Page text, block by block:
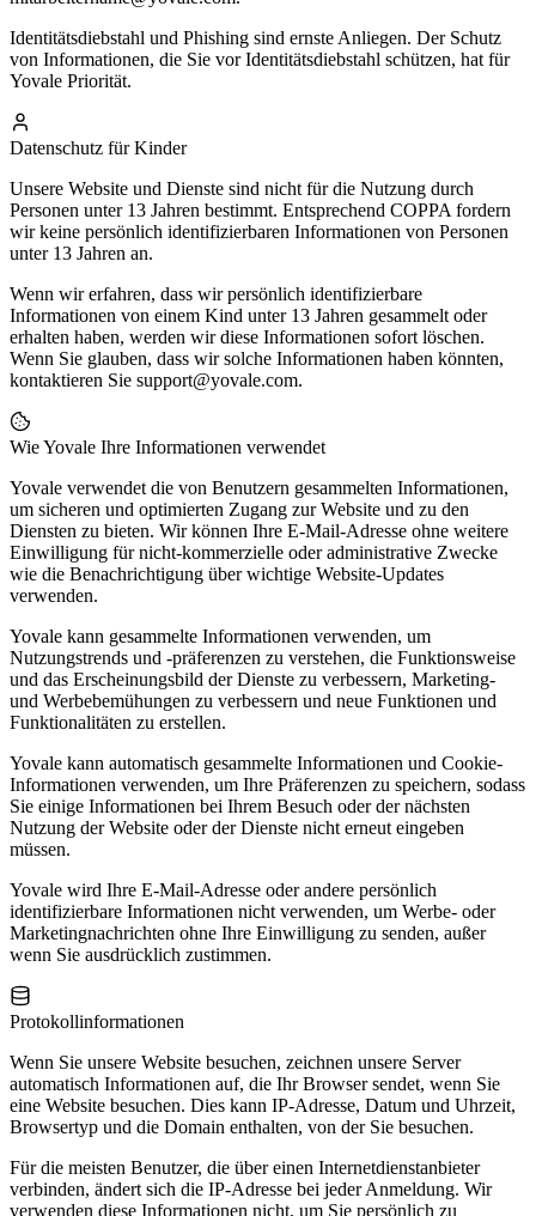
Identitätsdiebstahl und Phishing sind ernste Anliegen. Der Schutz
von Informationen, die Sie vor Identitätsdiebstahl schützen, hat für
Yovale Priorität.
Datenschutz für Kinder
Unsere Website und Dienste sind nicht für die Nutzung durch
Personen unter 13 Jahren bestimmt. Entsprechend COPPA fordern
wir keine persönlich identifizierbaren Informationen von Personen
unter 13 Jahren an.
Wenn wir erfahren, dass wir persönlich identifizierbare
Informationen von einem Kind unter 13 Jahren gesammelt oder
erhalten haben, werden wir diese Informationen sofort löschen.
Wenn Sie glauben, dass wir solche Informationen haben könnten,
kontaktieren Sie support@yovale.com.
Wie Yovale Ihre Informationen verwendet
Yovale verwendet die von Benutzern gesammelten Informationen,
um sicheren und optimierten Zugang zur Website und zu den
Diensten zu bieten. Wir können Ihre E-Mail-Adresse ohne weitere
Einwilligung für nicht-kommerzielle oder administrative Zwecke
wie die Benachrichtigung über wichtige Website-Updates
verwenden.
Yovale kann gesammelte Informationen verwenden, um
Nutzungstrends und -präferenzen zu verstehen, die Funktionsweise
und das Erscheinungsbild der Dienste zu verbessern, Marketing-
und Werbebemühungen zu verbessern und neue Funktionen und
Funktionalitäten zu erstellen.
Yovale kann automatisch gesammelte Informationen und Cookie-
Informationen verwenden, um Ihre Präferenzen zu speichern, sodass
Sie einige Informationen bei Ihrem Besuch oder der nächsten
Nutzung der Website oder der Dienste nicht erneut eingeben
müssen.
Yovale wird Ihre E-Mail-Adresse oder andere persönlich
identifizierbare Informationen nicht verwenden, um Werbe- oder
Marketingnachrichten ohne Ihre Einwilligung zu senden, außer
wenn Sie ausdrücklich zustimmen.
Protokollinformationen
Wenn Sie unsere Website besuchen, zeichnen unsere Server
automatisch Informationen auf, die Ihr Browser sendet, wenn Sie
eine Website besuchen. Dies kann IP-Adresse, Datum und Uhrzeit,
Browsertyp und die Domain enthalten, von der Sie besuchen.
Für die meisten Benutzer, die über einen Internetdienstanbieter
verbinden, ändert sich die IP-Adresse bei jeder Anmeldung. Wir
verwenden diese Informationen nicht, um Sie persönlich zu